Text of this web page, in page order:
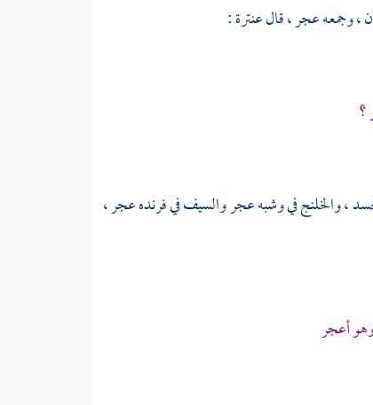
وجمعه عجر ، قالعنترة:
؟
، والخلنج في وشبه عجر والسيف في فرنده عجر ،
أعجر